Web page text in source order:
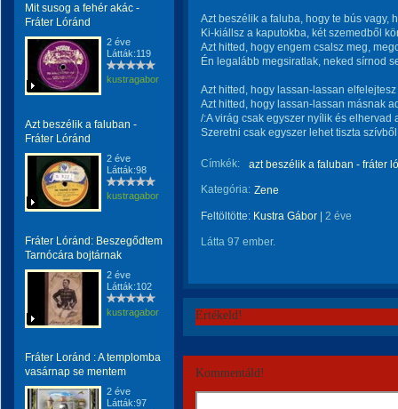
Mit susog a fehér akác -
Fráter Lóránd
2 éve
Látták:119
kustragabor
Azt beszélik a faluban -
Fráter Lóránd
2 éve
Látták:98
kustragabor
Fráter Lóránd: Beszegődtem
Tarnócára bojtárnak
2 éve
Látták:102
kustragabor
Fráter Loránd : A templomba
vasárnap se mentem
2 éve
Látták:97
Azt beszélik a faluba, hogy te bús vagy,
Ki-kiállsz a kaputokba, két szemedből
Azt hitted, hogy engem csalsz meg,
Én legalább megsiratlak, neked sírnod
Azt hitted, hogy lassan-lassan
Azt hitted, hogy lassan-lassan másnak
/:A virág csak egyszer nyílik és elhervad
Szeretni csak egyszer lehet tiszta
Címkék:
azt beszélik a faluban - fráter
Kategória: Zene
Feltöltötte: Kustra Gábor 2 éve
Látta 97 ember.
Értékeld!
Kommentáld!